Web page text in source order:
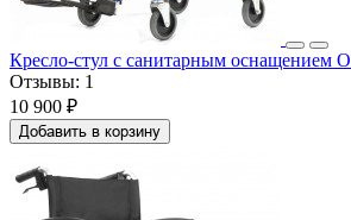
Кресло-стул с санитарным оснащением
Отзывы: 1
10 900 ₽
Добавить в корзину